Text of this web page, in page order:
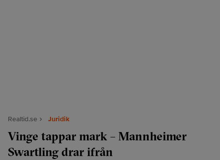
Realtid.se Juridik
Vinge tappar mark – Mannheimer
Swartling drar ifrån